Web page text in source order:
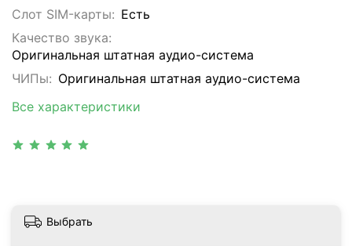
Слот SIM-карты: Eсть
Качество звука:
Оригинальная штатная аудио-система
ЧИПы: Оригинальная штатная аудио-система
Все характеристики
Выбрать